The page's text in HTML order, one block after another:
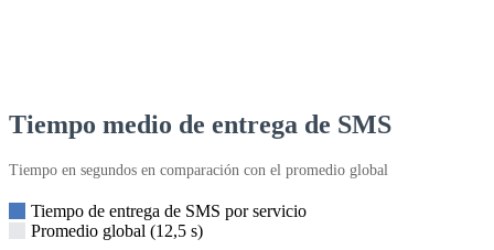
Tiempo medio de entrega de SMS
Tiempo en segundos en comparación con el promedio global
Tiempo de entrega de SMS por servicio
Promedio global (12,5 s)